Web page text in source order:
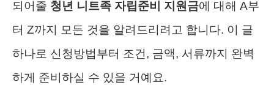
되어줄 청년 니트족 자립준비 지원금에 대해 A부
터 Z까지 모든 것을 알려드리려고 합니다. 이 글
하나로 신청방법부터 조건, 금액, 서류까지 완벽
하게 준비하실 수 있을 거예요.